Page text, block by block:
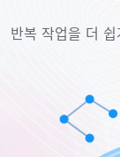
반복 작업을 더